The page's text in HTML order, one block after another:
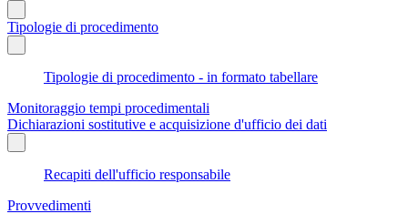
Tipologie di procedimento
Tipologie di procedimento - in formato tabellare
Monitoraggio tempi procedimentali
Dichiarazioni sostitutive e acquisizione d'ufficio dei dati
Recapiti dell'ufficio responsabile
Provvedimenti